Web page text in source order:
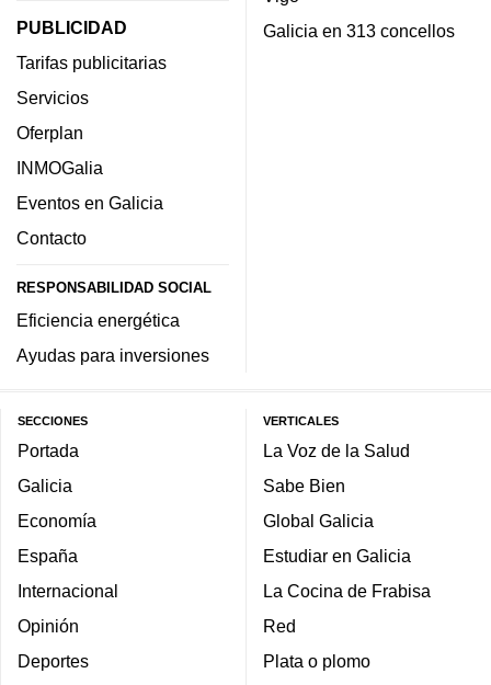
PUBLICIDAD
Tarifas publicitarias
Servicios
Oferplan
INMOGalia
Eventos en Galicia
Contacto
RESPONSABILIDAD SOCIAL
Eficiencia energética
Ayudas para inversiones
Galicia en 313 concellos
SECCIONES
Portada
Galicia
Economía
España
Internacional
Opinión
Deportes
VERTICALES
La Voz de la Salud
Sabe Bien
Global Galicia
Estudiar en Galicia
La Cocina de Frabisa
Red
Plata o plomo